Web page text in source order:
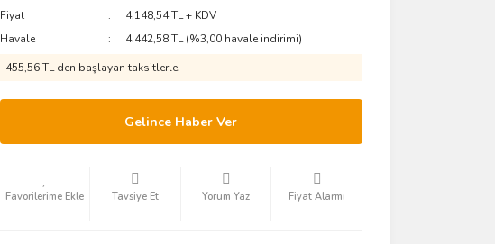
Fiyat
4.148,54 TL + KDV
Havale
4.442,58 TL (%3,00 havale indirimi)
455,56 TL den başlayan taksitlerle!
Gelince Haber Ver
Tavsiye Et Yorum Yaz Fiyat Alarmı